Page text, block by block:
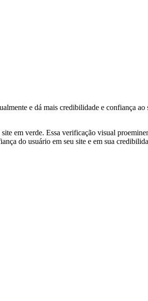
e dá mais credibilidade e confiança
em verde. Essa verificação visual
do usuário em seu site e em sua